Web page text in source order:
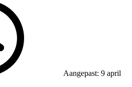
Aangepast: 9 april